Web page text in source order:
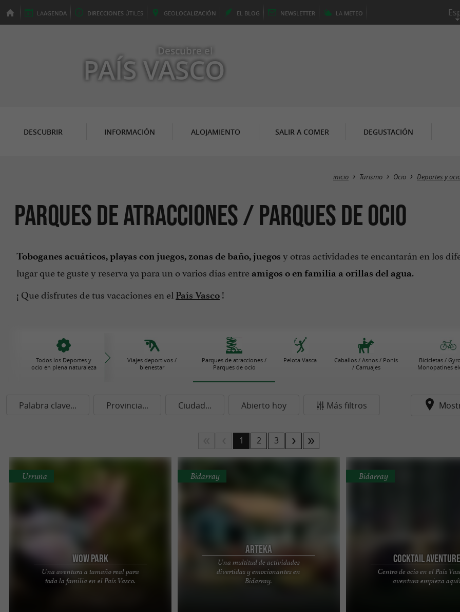
LAAGENDA DIRECCIONES ÚTILES GEOLOCALIZACIÓN EL BLOG NEWSLETTER LA METEO
Descubre el
PAÍS VASCO
DESCUBRIR INFORMACIÓN ALOJAMIENTO SALIR A COMER DEGUSTACIÓN
inicio Turismo Ocio Deportes y
Parques de atracciones / Parques de ocio
Toboganes acuáticos, playas con juegos, zonas de baño, juegos y otras actividades te encantarán en los
lugar que te guste y reserva ya para un o varios días entre amigos o en familia a orillas del agua.
¡ Que disfrutes de tus vacaciones en el País Vasco !
Todos los Deportes y
ocio en plena naturaleza
Viajes deportivos /
bienestar
Parques de atracciones /
Parques de ocio
Pelota Vasca
Caballos / Asnos / Ponis
/ Carruajes
Bicicletas /
Monopatines
Palabra clave... Provincia... Ciudad... Abierto hoy Más filtros
1 2 3
Wow Park
Una aventura a tamaño real para
toda la familia en el País Vasco.
Urruña
WOWPARK: El parque multiactividad más grande
del País Vasco. En el corazón del bosque de
Arteka
Una multitud de actividades
divertidas y emocionantes en
Bidarray.
Bidarray
¡VIVE UNA AVENTURA CON ARTEKA! "Déjese
llevar a nuestro lugar de recreo favorito: las
Cocktail Aventure
Centro de ocio en el País
aventura empieza
Bidarray
COCKTAIL AVENTURE – CENTRO DE
PAÍS VASCO ¡Embárcate en una